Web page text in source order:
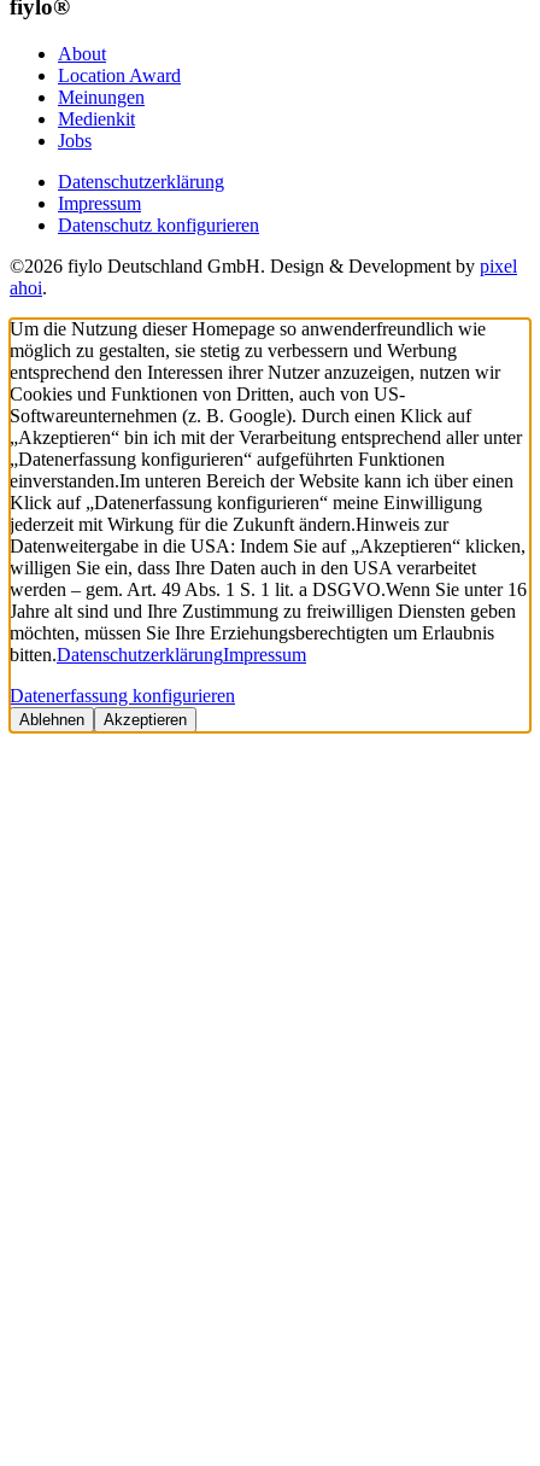
fiylo®
About
Location Award
Meinungen
Medienkit
Jobs
Datenschutzerklärung
Impressum
Datenschutz konfigurieren
©2026 fiylo Deutschland GmbH. Design & Development by pixel
ahoi.
Um die Nutzung dieser Homepage so anwenderfreundlich wie
möglich zu gestalten, sie stetig zu verbessern und Werbung
entsprechend den Interessen ihrer Nutzer anzuzeigen, nutzen wir
Cookies und Funktionen von Dritten, auch von US-
Softwareunternehmen (z. B. Google). Durch einen Klick auf
„Akzeptieren“ bin ich mit der Verarbeitung entsprechend aller unter
„Datenerfassung konfigurieren“ aufgeführten Funktionen
einverstanden.Im unteren Bereich der Website kann ich über einen
Klick auf „Datenerfassung konfigurieren“ meine Einwilligung
jederzeit mit Wirkung für die Zukunft ändern.Hinweis zur
Datenweitergabe in die USA: Indem Sie auf „Akzeptieren“ klicken,
willigen Sie ein, dass Ihre Daten auch in den USA verarbeitet
werden – gem. Art. 49 Abs. 1 S. 1 lit. a DSGVO.Wenn Sie unter 16
Jahre alt sind und Ihre Zustimmung zu freiwilligen Diensten geben
möchten, müssen Sie Ihre Erziehungsberechtigten um Erlaubnis
bitten.DatenschutzerklärungImpressum
Datenerfassung konfigurieren
Ablehnen Akzeptieren